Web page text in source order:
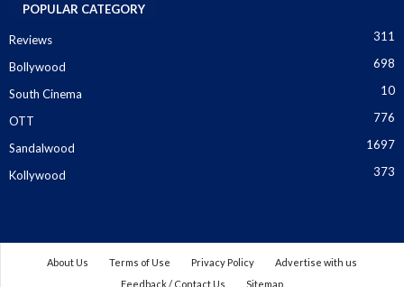
POPULAR CATEGORY
Reviews 311
Bollywood 698
South Cinema 10
OTT 776
Sandalwood 1697
Kollywood 373
About Us Terms of Use Privacy Policy
Advertise with us
Feedback / Contact Us
Sitemap